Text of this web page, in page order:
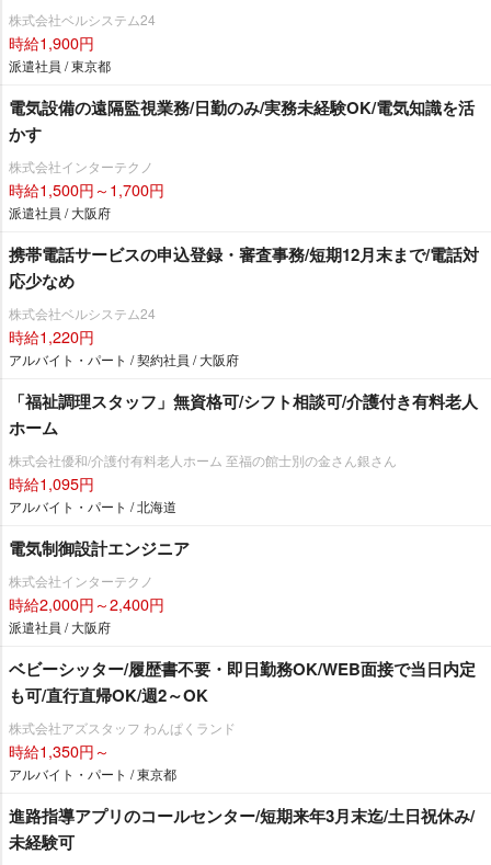
株式会社ベルシステム24
時給1,900円
派遣社員 / 東京都
電気設備の遠隔監視業務/日勤のみ/実務未経験OK/電気知識を活
かす
株式会社インターテクノ
時給1,500円～1,700円
派遣社員 / 大阪府
携帯電話サービスの申込登録・審査事務/短期12月末まで/電話対
応少なめ
株式会社ベルシステム24
時給1,220円
アルバイト・パート / 契約社員 / 大阪府
「福祉調理スタッフ」無資格可/シフト相談可/介護付き有料老人
ホーム
株式会社優和/介護付有料老人ホーム 至福の館士別の金さん銀さん
時給1,095円
アルバイト・パート / 北海道
電気制御設計エンジニア
株式会社インターテクノ
時給2,000円～2,400円
派遣社員 / 大阪府
ベビーシッター/履歴書不要・即日勤務OK/WEB面接で当日内定
も可/直行直帰OK/週2～OK
株式会社アズスタッフ わんぱくランド
時給1,350円～
アルバイト・パート / 東京都
進路指導アプリのコールセンター/短期来年3月末迄/土日祝休み/
未経験可